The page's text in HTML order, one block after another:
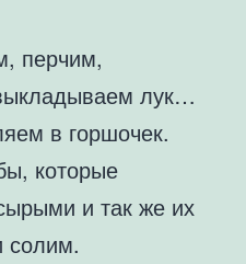
перчим,
лук…
в горшочек.
которые
и так же их
солим.